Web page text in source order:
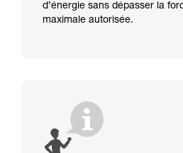
d’énergie sans dépasser la
maximale autorisée.